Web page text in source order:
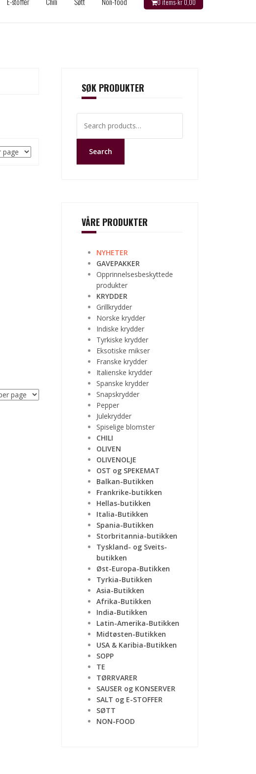
0 items-kr0,00
SØK PRODUKTER
for:
Search
VÅRE PRODUKTER
NYHETER
GAVEPAKKER
Opprinnelsesbeskyttede
produkter
KRYDDER
Grillkrydder
Norske krydder
Indiske krydder
Tyrkiske krydder
Eksotiske mikser
Franske krydder
Italienske krydder
Spanske krydder
Snapskrydder
Pepper
Julekrydder
Spiselige blomster
CHILI
OLIVEN
OLIVENOLJE
OST og SPEKEMAT
Balkan-Butikken
Frankrike-butikken
Hellas-butikken
Italia-Butikken
Spania-Butikken
Storbritannia-butikken
Tyskland- og Sveits-
butikken
Øst-Europa-Butikken
Tyrkia-Butikken
Asia-Butikken
Afrika-Butikken
India-Butikken
Latin-Amerika-Butikken
Midtøsten-Butikken
USA & Karibia-Butikken
SOPP
TE
TØRRVARER
SAUSER og KONSERVER
SALT og E-STOFFER
SØTT
NON-FOOD